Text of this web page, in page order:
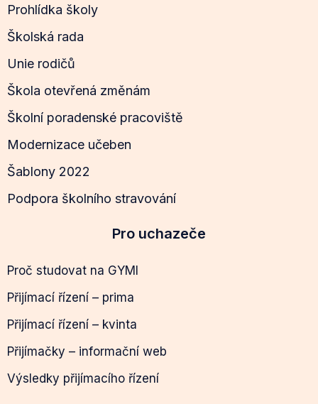
Prohlídka školy
Školská rada
Unie rodičů
Škola otevřená změnám
Školní poradenské pracoviště
Modernizace učeben
Šablony 2022
Podpora školního stravování
Pro uchazeče
Proč studovat na GYMI
Přijímací řízení – prima
Přijímací řízení – kvinta
Přijímačky – informační web
Výsledky přijímacího řízení